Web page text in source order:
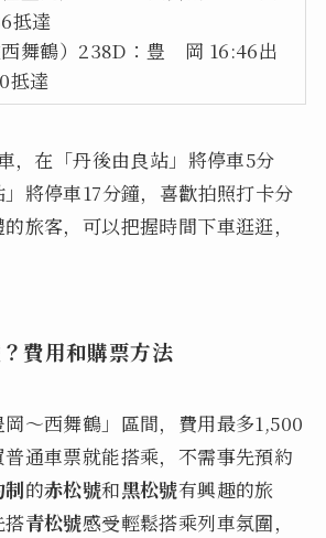
抵達
舞鶴）238D：豊 岡 16:46出
抵達
，在「丹後由良站」將停車5分
將停車17分鐘，喜歡拍照打卡分
旅客，可以把握時間下車逛逛，
費用和購票方法
～西舞鶴」區間，費用最多1,500
通車票就能搭乘，不需事先預約
的赤松號和黑松號有興趣的旅
搭青松號感受輕鬆搭乘列車氛圍，